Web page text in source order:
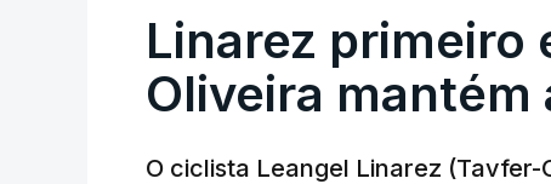
Linarez primeiro
Oliveira mantém
O ciclista Leangel Linarez